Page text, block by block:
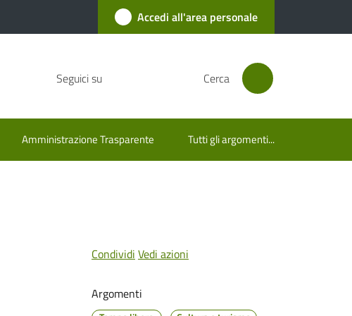
Accedi all'area personale
Seguici su Cerca
Amministrazione Trasparente Tutti gli argomenti...
Condividi Vedi azioni
Argomenti